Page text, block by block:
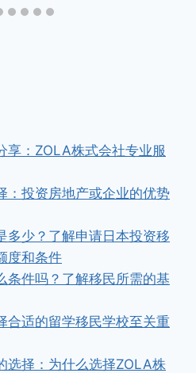
享：ZOLA株式会社专业服
：投资房地产或企业的优势
多少？了解申请日本投资移
度和条件
条件吗？了解移民所需的基
合适的留学移民学校至关重
选择：为什么选择ZOLA株